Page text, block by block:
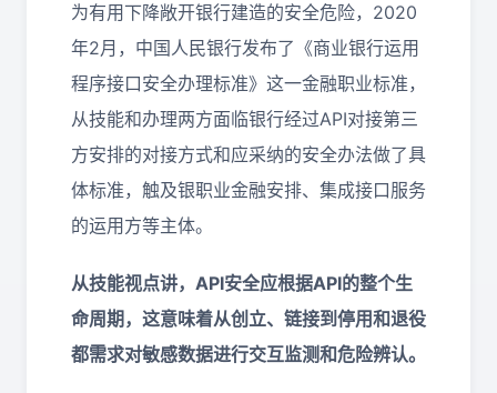
为有用下降敞开银行建造的安全危险，2020
年2月，中国人民银行发布了《商业银行运用
程序接口安全办理标准》这一金融职业标准，
从技能和办理两方面临银行经过API对接第三
方安排的对接方式和应采纳的安全办法做了具
体标准，触及银职业金融安排、集成接口服务
的运用方等主体。
从技能视点讲，API安全应根据API的整个生
命周期，这意味着从创立、链接到停用和退役
都需求对敏感数据进行交互监测和危险辨认。